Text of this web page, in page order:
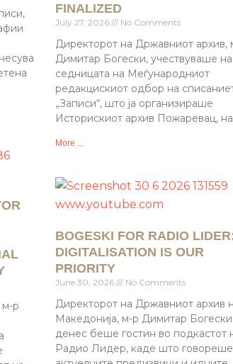
FINALIZED
July 27, 2026 No Comments
Директорот на Државниот архив,
Димитар Богески, учествуваше на
седницата на Меѓународниот
редакцискиот одбор на
„Записи“, што ја организираше
Историскиот архив Пожаревац, на
More ...
м-р
BOGESKI FOR RADIO
DIGITALISATION IS OUR
PRIORITY
June 30, 2026 No Comments
Директорот на Државниот архив
Македонија, м-р Димитар
денес беше гостин во подкастот
Радио Лидер, каде што говореше